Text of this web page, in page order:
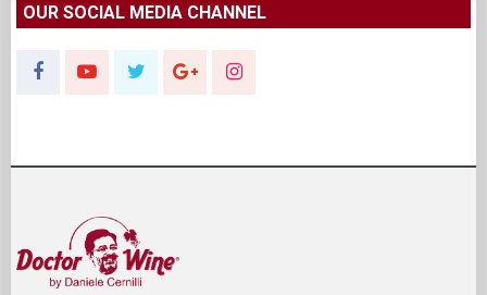
OUR SOCIAL MEDIA CHANNEL